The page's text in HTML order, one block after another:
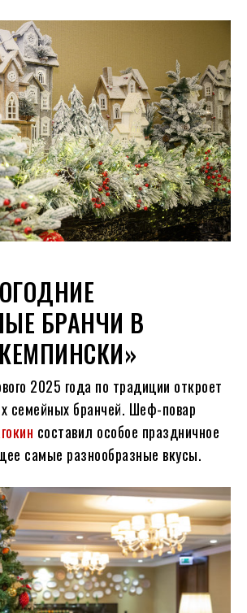
БРАНЧИ В
2025 года по традиции откроет
семейных бранчей. Шеф-повар
составил особое праздничное
самые разнообразные вкусы.